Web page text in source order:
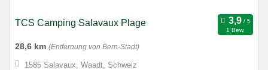
TCS Camping Salavaux Plage
1 Bew.
28,6 km (Entfernung von Bern-Stadt)
1585 Salavaux, Waadt, Schweiz